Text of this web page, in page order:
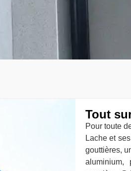
Tout
Pour toute
Lache et
gouttières,
aluminium,